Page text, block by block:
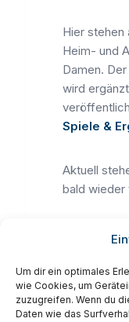
Um dir ein optimales
wie Cookies, um
zuzugreifen. Wenn du
Daten wie das
Hier stehen
Heim- und
Damen.
wird
Spiele &
Aktuell
bald wieder
© 2026
Impressum ·